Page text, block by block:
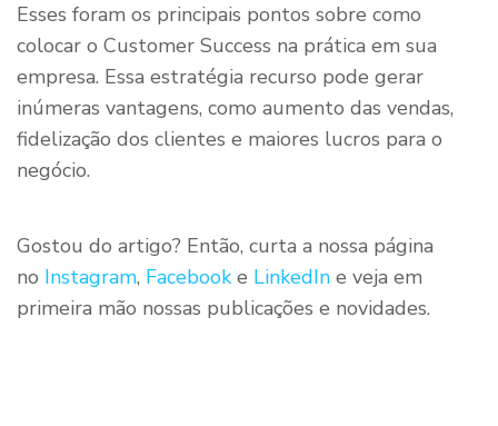
Esses foram os principais pontos sobre como
colocar o Customer Success na prática em sua
empresa. Essa estratégia recurso pode gerar
inúmeras vantagens, como aumento das vendas,
fidelização dos clientes e maiores lucros para o
negócio.
Gostou do artigo? Então, curta a nossa página
no Instagram, Facebook e LinkedIn e veja em
primeira mão nossas publicações e novidades.